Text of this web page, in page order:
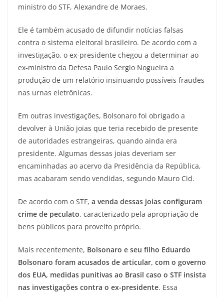
ministro do STF, Alexandre de Moraes.
Ele é também acusado de difundir notícias falsas
contra o sistema eleitoral brasileiro. De acordo com a
investigação, o ex-presidente chegou a determinar ao
ex-ministro da Defesa Paulo Sergio Nogueira a
produção de um relatório insinuando possíveis fraudes
nas urnas eletrônicas.
Em outras investigações, Bolsonaro foi obrigado a
devolver à União joias que teria recebido de presente
de autoridades estrangeiras, quando ainda era
presidente. Algumas dessas joias deveriam ser
encaminhadas ao acervo da Presidência da República,
mas acabaram sendo vendidas, segundo Mauro Cid.
De acordo com o STF, a venda dessas joias configuram
crime de peculato, caracterizado pela apropriação de
bens públicos para proveito próprio.
Mais recentemente, Bolsonaro e seu filho Eduardo
Bolsonaro foram acusados de articular, com o governo
dos EUA, medidas punitivas ao Brasil caso o STF insista
nas investigações contra o ex-presidente. Essa